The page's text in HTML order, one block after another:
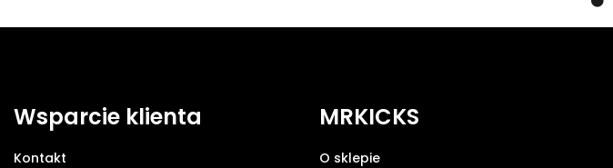
Wsparcie klienta
Kontakt
MRKICKS
O sklepie